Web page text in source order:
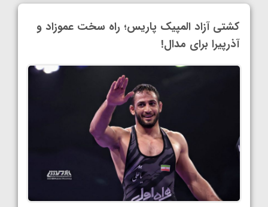
کشتی آزاد المپیک پاریس؛ راه سخت عموزاد و
آذرپیرا برای مدال!